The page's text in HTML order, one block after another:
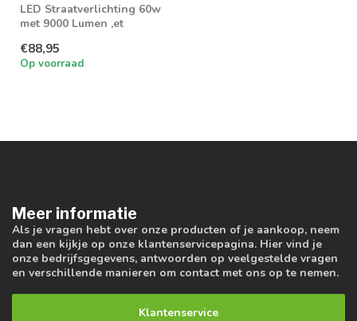
LED Straatverlichting 60w
met 9000 Lumen ,et
voor parke...
€88,95
Op voorraad
Meer informatie
Als je vragen hebt over onze producten of je aankoop, neem
dan een kijkje op onze klantenservicepagina. Hier vind je
onze bedrijfsgegevens, antwoorden op veelgestelde vragen
en verschillende manieren om contact met ons op te nemen.
Klantenservice